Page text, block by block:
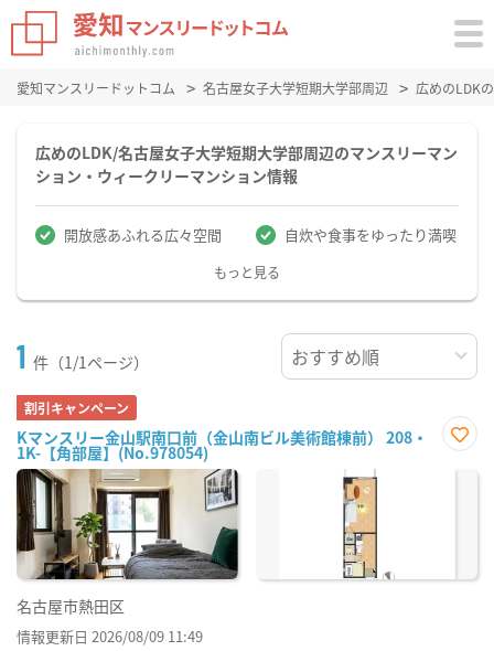
愛知マンスリードットコム 名古屋女子大学短期大学部周辺 広めのLDK
広めのLDK/名古屋女子大学短期大学部周辺のマンスリーマン
ション・ウィークリーマンション情報
開放感あふれる広々空間 自炊や食事をゆったり満喫
もっと見る
1 件（1/1ページ）
割引キャンペーン
Kマンスリー金山駅南口前（金山南ビル美術館棟前） 208・
1K-【角部屋】(No.978054)
に入
名古屋市熱田区
情報更新日 2026/08/09 11:49